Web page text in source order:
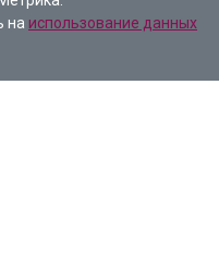
на использование данных